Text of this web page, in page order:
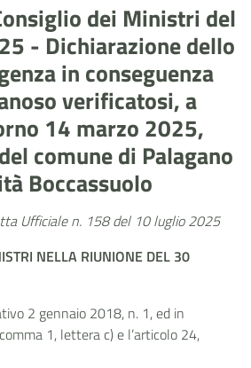
dei Ministri del
- Dichiarazione dello
in conseguenza
verificatosi, a
14 marzo 2025,
comune di Palagano
Boccassuolo
Ufficiale n. 158 del 10 luglio 2025
NELLA RIUNIONE DEL 30
2 gennaio 2018, n. 1, ed in
1, lettera c) e l’articolo 24,